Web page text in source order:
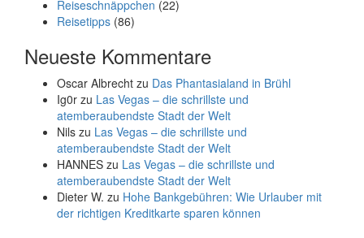
Reiseschnäppchen (22)
Reisetipps (86)
Neueste Kommentare
Oscar Albrecht zu Das Phantasialand in Brühl
Ig0r zu Las Vegas – die schrillste und
atemberaubendste Stadt der Welt
Nils zu Las Vegas – die schrillste und
atemberaubendste Stadt der Welt
HANNES zu Las Vegas – die schrillste und
atemberaubendste Stadt der Welt
Dieter W. zu Hohe Bankgebühren: Wie Urlauber mit
der richtigen Kreditkarte sparen können